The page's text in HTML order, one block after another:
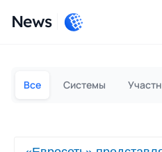
News
Все Системы